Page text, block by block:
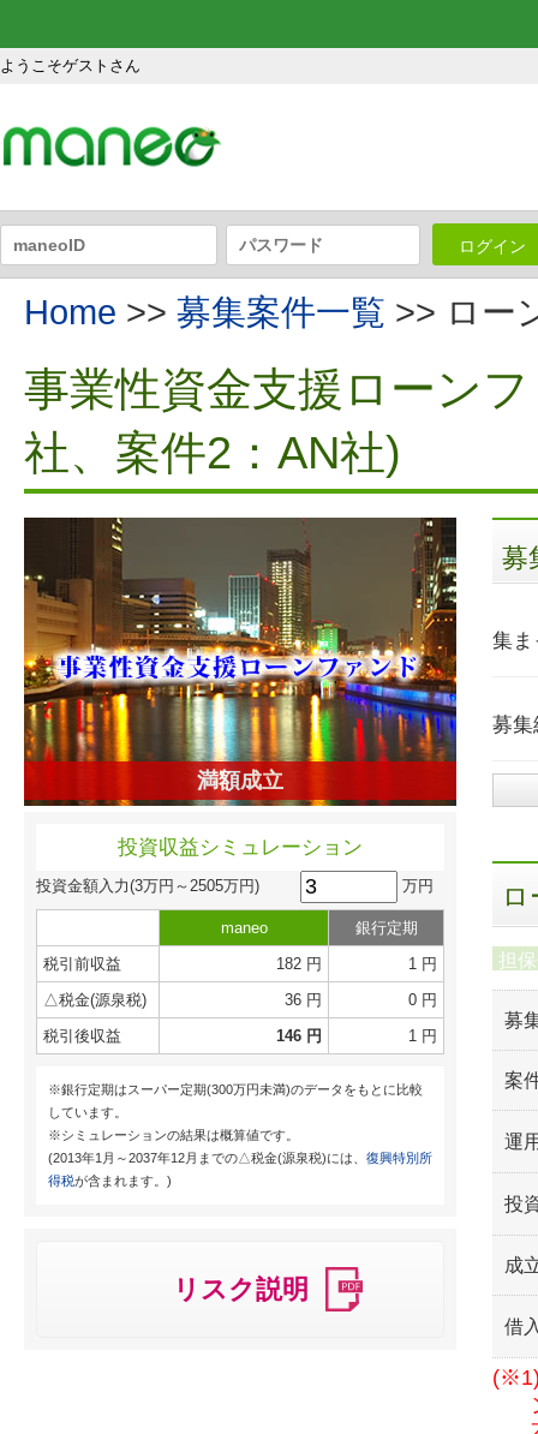
ようこそゲストさん
ログイン
Home >> 募集案件一覧 >> ロー
事業性資金支援ローン
社、案件2：AN社)
満額成立
投資収益シミュレーション
投資金額入力(3万円～2505万円) 万円
maneo
銀行定期
税引前収益
182 円
1 円
△税金(源泉税)
36 円
0 円
税引後収益
146 円 1 円
※銀行定期はスーパー定期(300万円未満)のデータをもとに比較
しています。
※シミュレーションの結果は概算値です。
(2013年1月～2037年12月までの△税金(源泉税)には、 復興特別所
得税が含まれます。)
リスク説明
募
集ま
募集
担
募
案
運
投
成
借
(※1)